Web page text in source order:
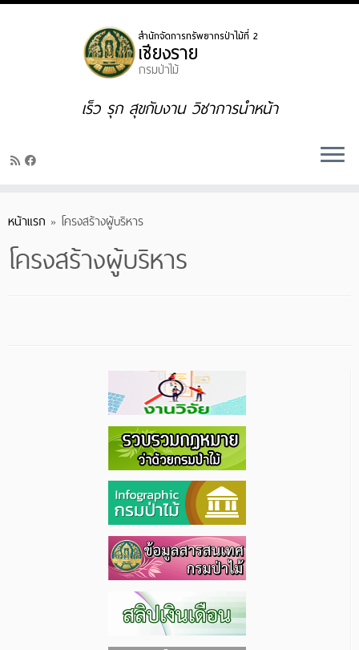
Skip
เร็ว รุก สุขกับงาน วิชาการนำหน้า
หน้าแรก » โครงสร้างผู้บริหาร
โครงสร้างผู้บริหาร